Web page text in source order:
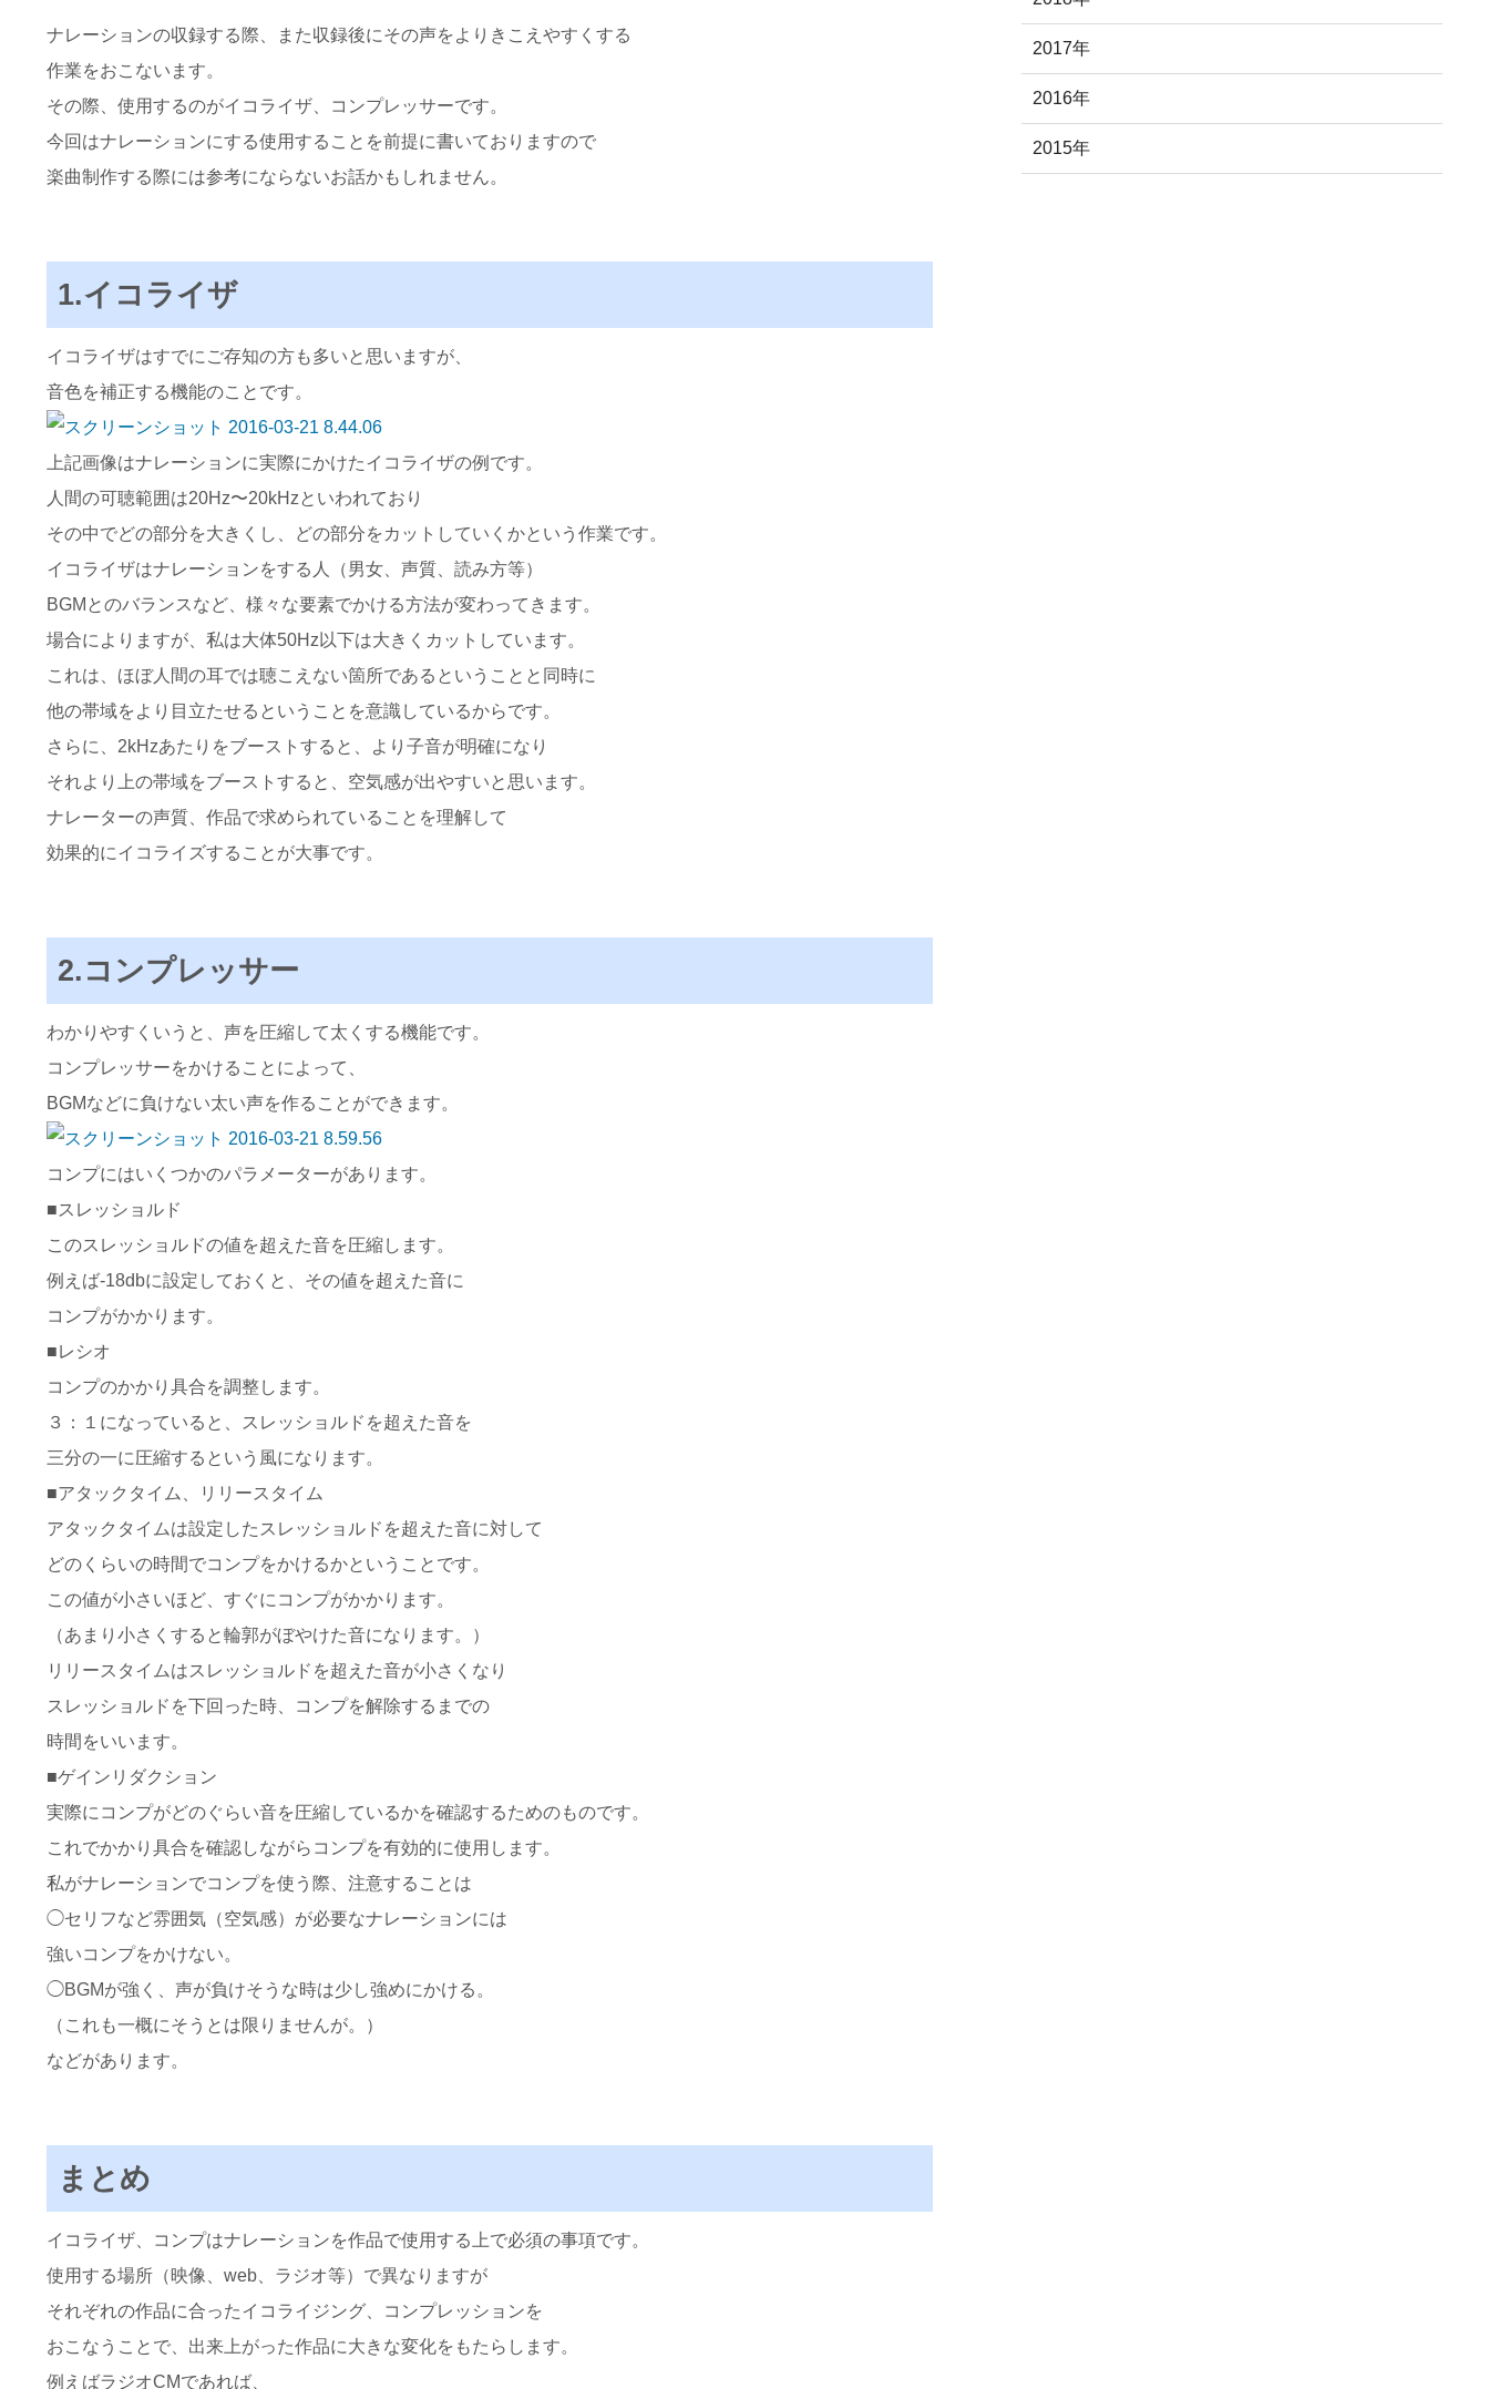
ナレーションの収録する際、また収録後にその声をよりきこえやすくする
作業をおこないます。
その際、使用するのがイコライザ、コンプレッサーです。
今回はナレーションにする使用することを前提に書いておりますので
楽曲制作する際には参考にならないお話かもしれません。
1.イコライザ
イコライザはすでにご存知の方も多いと思いますが、
音色を補正する機能のことです。
上記画像はナレーションに実際にかけたイコライザの例です。
人間の可聴範囲は20Hz〜20kHzといわれており
その中でどの部分を大きくし、どの部分をカットしていくかという作業です。
イコライザはナレーションをする人（男女、声質、読み方等）
BGMとのバランスなど、様々な要素でかける方法が変わってきます。
場合によりますが、私は大体50Hz以下は大きくカットしています。
これは、ほぼ人間の耳では聴こえない箇所であるということと同時に
他の帯域をより目立たせるということを意識しているからです。
さらに、2kHzあたりをブーストすると、より子音が明確になり
それより上の帯域をブーストすると、空気感が出やすいと思います。
ナレーターの声質、作品で求められていることを理解して
効果的にイコライズすることが大事です。
2.コンプレッサー
わかりやすくいうと、声を圧縮して太くする機能です。
コンプレッサーをかけることによって、
BGMなどに負けない太い声を作ることができます。
コンプにはいくつかのパラメーターがあります。
■スレッショルド
このスレッショルドの値を超えた音を圧縮します。
例えば-18dbに設定しておくと、その値を超えた音に
コンプがかかります。
■レシオ
コンプのかかり具合を調整します。
３：１になっていると、スレッショルドを超えた音を
三分の一に圧縮するという風になります。
■アタックタイム、リリースタイム
アタックタイムは設定したスレッショルドを超えた音に対して
どのくらいの時間でコンプをかけるかということです。
この値が小さいほど、すぐにコンプがかかります。
（あまり小さくすると輪郭がぼやけた音になります。）
リリースタイムはスレッショルドを超えた音が小さくなり
スレッショルドを下回った時、コンプを解除するまでの
時間をいいます。
■ゲインリダクション
実際にコンプがどのぐらい音を圧縮しているかを確認するためのものです。
これでかかり具合を確認しながらコンプを有効的に使用します。
私がナレーションでコンプを使う際、注意することは
◯セリフなど雰囲気（空気感）が必要なナレーションには
強いコンプをかけない。
◯BGMが強く、声が負けそうな時は少し強めにかける。
（これも一概にそうとは限りませんが。）
などがあります。
まとめ
イコライザ、コンプはナレーションを作品で使用する上で必須の事項です。
使用する場所（映像、web、ラジオ等）で異なりますが
それぞれの作品に合ったイコライジング、コンプレッションを
おこなうことで、出来上がった作品に大きな変化をもたらします。
例えばラジオCMであれば、
2017年
2016年
2015年